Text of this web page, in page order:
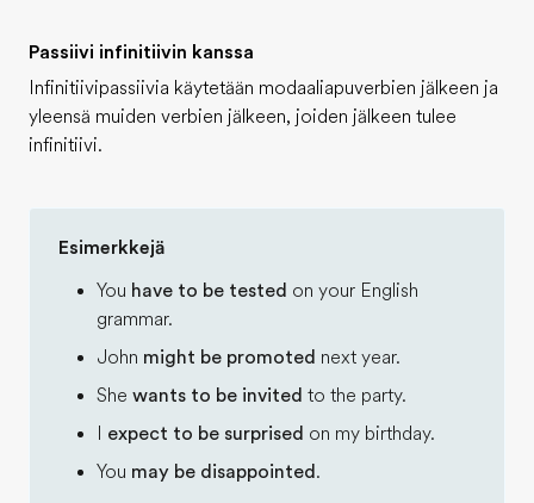
Passiivi infinitiivin kanssa
Infinitiivipassiivia käytetään modaaliapuverbien jälkeen ja
yleensä muiden verbien jälkeen, joiden jälkeen tulee
infinitiivi.
Esimerkkejä
You have to be tested on your English
grammar.
John might be promoted next year.
She wants to be invited to the party.
expect to be surprised on my birthday.
You may be disappointed .